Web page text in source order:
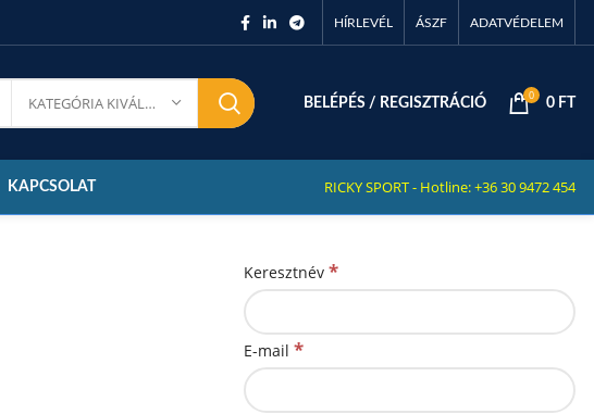
HÍRLEVÉL ÁSZF ADATVÉDELEM
KATEGÓRIA KIVÁLASZTÁSA BELÉPÉS / REGISZTRÁCIÓ
0
0 FT
KAPCSOLAT RICKY SPORT - Hotline: +36 30 9472 454
Keresztnév *
E-mail *